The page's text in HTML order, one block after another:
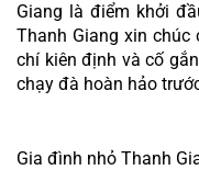
Giang là điểm khởi
Thanh Giang xin chúc
chí kiên định và cố
chạy đà hoàn hảo
Gia đình nhỏ Thanh